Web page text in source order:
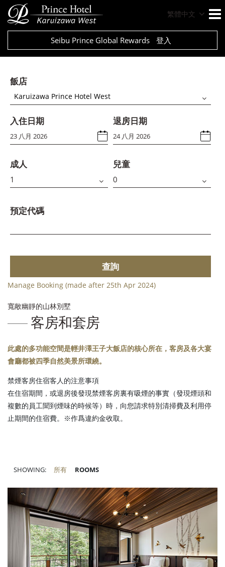
繁體中文
Seibu Prince Global Rewards 登入
飯店
Karuizawa Prince Hotel West
入住日期 退房日期
成人 兒童
預定代碼
查詢
Manage Booking (made after 25th Apr 2024)
寬敞幽靜的山林別墅
客房和套房
此處的多功能空間是輕井澤王子大飯店的核心所在，客房及各大宴
會廳都被四季自然美景所環繞。
禁煙客房住宿客人的注意事項
在住宿期間，或退房後發現禁煙客房裏有吸煙的事實（發現煙頭和
複數的員工聞到煙味的時候等）時，向您請求特別清掃費及利用停
止期間的住宿費。※作爲違約金收取。
SHOWING: 所有 ROOMS